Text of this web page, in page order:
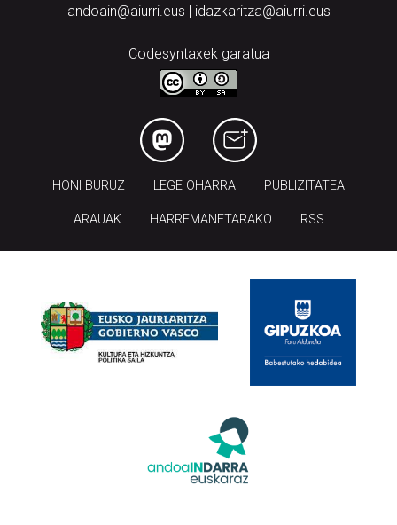
andoain@aiurri.eus | idazkaritza@aiurri.eus
Codesyntaxek garatua
HONI BURUZ LEGE OHARRA PUBLIZITATEA
ARAUAK HARREMANETARAKO RSS